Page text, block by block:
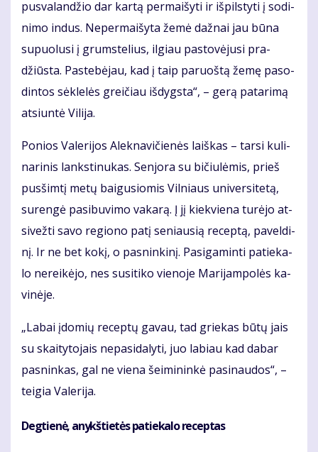
pus­va­lan­džio dar kar­tą per­mai­šy­ti ir iš­pils­ty­ti į so­di­
ni­mo in­dus. Ne­per­mai­šy­ta že­mė daž­nai jau bū­na
su­puo­lu­si į grums­te­lius, il­giau pa­sto­vė­ju­si pra­
džiūs­ta. Pa­ste­bė­jau, kad į taip pa­ruoš­tą že­mę pa­so­
din­tos sėk­le­lės grei­čiau iš­dygs­ta“, – ge­rą pa­ta­ri­mą
at­siun­tė Vi­li­ja.
Po­nios Va­le­ri­jos Alek­na­vi­čie­nės laiš­kas – tar­si ku­li­
na­ri­nis lanks­ti­nu­kas. Sen­jo­ra su bi­čiu­lė­mis, prieš
pus­šim­tį me­tų bai­gu­sio­mis Vil­niaus uni­ver­si­te­tą,
su­ren­gė pa­si­bu­vi­mo va­ka­rą. Į jį kiek­vie­na tu­rė­jo at­
si­vež­ti sa­vo re­gio­no pa­tį se­niau­sią re­cep­tą, pa­vel­di­
nį. Ir ne bet ko­kį, o pas­nin­ki­nį. Pa­si­ga­min­ti pa­tie­ka­
lo ne­rei­kė­jo, nes su­si­ti­ko vie­no­je Ma­ri­jam­po­lės ka­
vi­nė­je.
„La­bai įdo­mių re­cep­tų ga­vau, tad grie­kas bū­tų jais
su skai­ty­to­jais ne­pa­si­da­ly­ti, juo la­biau kad da­bar
pas­nin­kas, gal ne vie­na šei­mi­nin­kė pa­si­nau­dos“, –
tei­gia Va­le­ri­ja.
Deg­tie­nė, anykš­tie­tės pa­tie­ka­lo re­cep­tas